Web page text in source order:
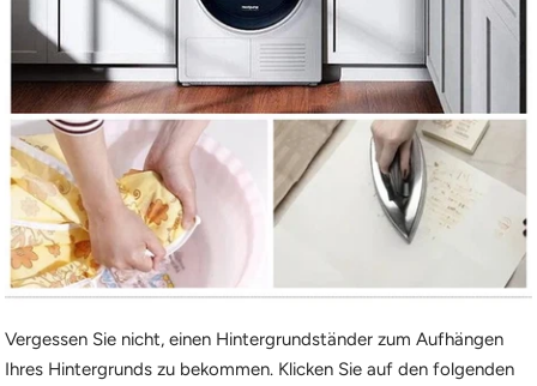
Vergessen Sie nicht, einen Hintergrundständer zum Aufhängen
Ihres Hintergrunds zu bekommen. Klicken Sie auf den folgenden